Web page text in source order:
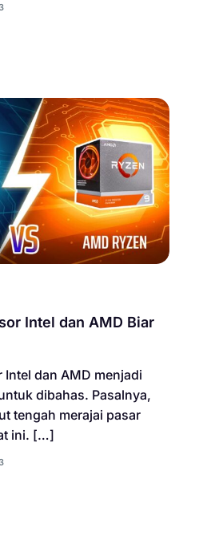
Intel dan AMD Biar
dan AMD menjadi
dibahas. Pasalnya,
tengah merajai pasar
ini. […]